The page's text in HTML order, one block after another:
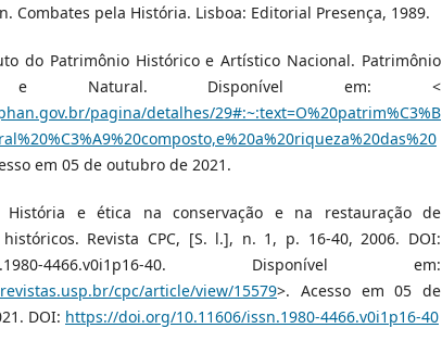
Combates pela História. Lisboa: Editorial Presença, 1989.
do Patrimônio Histórico e Artístico Nacional. Patrimônio
e Natural. Disponível em: <
pagina/detalhes/29#:~:text=O%20patrim%C3%B
em 05 de outubro de 2021.
História e ética na conservação e na restauração de
Revista CPC, [S. l.], n. 1, p. 16-40, 2006. DOI:
4466.v0i1p16-40. Disponível em:
cpc/article/view/15579>. Acesso em 05 de
DOI: https://doi.org/10.11606/issn.1980-4466.v0i1p16-40